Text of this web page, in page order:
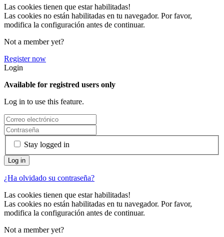
Las cookies tienen que estar habilitadas!
Las cookies no están habilitadas en tu navegador. Por favor,
modifica la configuración antes de continuar.
Not a member yet?
Register now
Login
Available for registred users only
Log in to use this feature.
Stay logged in
¿Ha olvidado su contraseña?
Las cookies tienen que estar habilitadas!
Las cookies no están habilitadas en tu navegador. Por favor,
modifica la configuración antes de continuar.
Not a member yet?